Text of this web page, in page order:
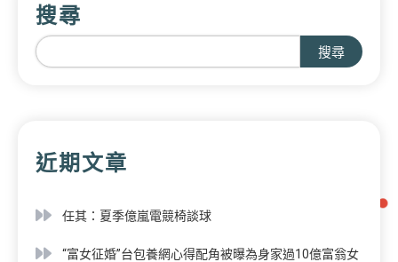
搜尋
搜尋
近期文章
任其：夏季億嵐電競椅談球
“富女征婚”台包養網心得配角被曝為身家過10億富翁女